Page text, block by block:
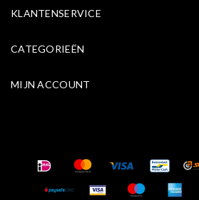
KLANTENSERVICE
CATEGORIEËN
MIJN ACCOUNT